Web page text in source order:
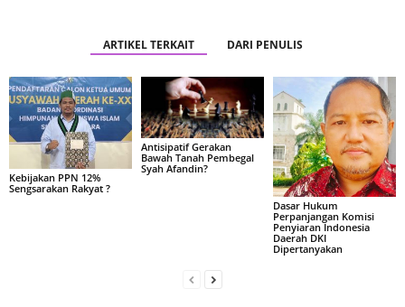
ARTIKEL TERKAIT DARI PENULIS
Kebijakan PPN 12%
Sengsarakan Rakyat ?
Antisipatif Gerakan
Bawah Tanah Pembegal
Syah Afandin?
Dasar Hukum
Perpanjangan Komisi
Penyiaran Indonesia
Daerah DKI
Dipertanyakan